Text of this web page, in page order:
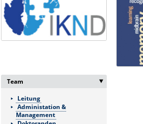
Team ‣
Leitung
Administation &
Management